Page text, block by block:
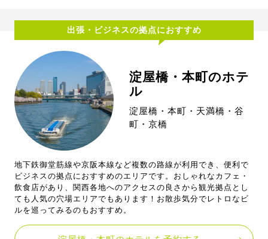
出張・ビジネスの拠点におすすめ
淀屋橋・本町のホテ
ル
淀屋橋・本町・天満橋・谷
町・京橋
地下鉄御堂筋線や京阪本線など複数の路線が利用でき、便利で
ビジネスの拠点におすすめのエリアです。おしゃれなカフェ・
飲食店があり、関西各地へのアクセスの良さから観光拠点とし
ても人気の穴場エリアでもあります！お散歩気分でレトロなビ
ルを巡ってみるのもおすすめ。